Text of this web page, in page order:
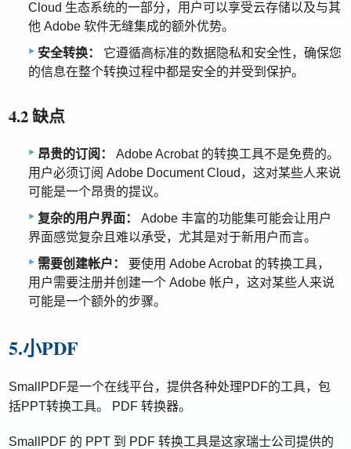
Cloud 生态系统的一部分，用户可以享受云存储以及与其
他 Adob​​e 软件无缝集成的额外优势。
安全转换：
它遵循高标准的数据隐私和安全性，确保您
的信息在整个转换过程中都是安全的并受到保护。
4.2 缺点
昂贵的订阅：
Adobe Acrobat 的转换工具不是免费的。
用户必须订阅 Adob​​e Document Cloud，这对某些人来说
可能是一个昂贵的提议。
复杂的用户界面：
Adobe 丰富的功能集可能会让用户
界面感觉复杂且难以承受，尤其是对于新用户而言。
需要创建帐户：
要使用 Adob​​e Acrobat 的转换工具，
用户需要注册并创建一个 Adob​​e 帐户，这对某些人来说
可能是一个额外的步骤。
5.小PDF
SmallPDF是一个在线平台，提供各种处理PDF的工具，包
括PPT转换工具。 PDF 转换器。
SmallPDF 的 PPT 到 PDF 转换工具是这家瑞士公司提供的